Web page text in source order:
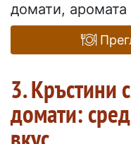
домати, аромата
3. Кръстини
домати: